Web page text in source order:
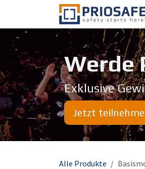
Zum Inhalt springen
Jetzt
Werde
Exklusive
Alle Produkte